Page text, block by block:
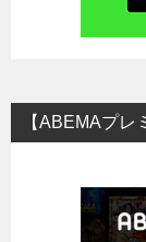
【ABEMAプ